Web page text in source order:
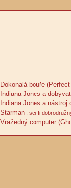
Dokonalá bouře
Indiana Jones a
Indiana Jones a nástroj
Starman , sci-fi
Vražedný computer